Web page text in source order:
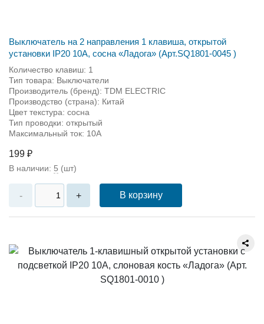
Выключатель на 2 направления 1 клавиша, открытой
установки IP20 10A, сосна «Ладога» (Арт.SQ1801-0045 )
Количество клавиш: 1
Тип товара: Выключатели
Производитель (бренд): TDM ЕLECTRIC
Производство (страна): Китай
Цвет текстура: сосна
Тип проводки: открытый
Максимальный ток: 10А
199 ₽
В наличии: 5 (шт)
- + В корзину